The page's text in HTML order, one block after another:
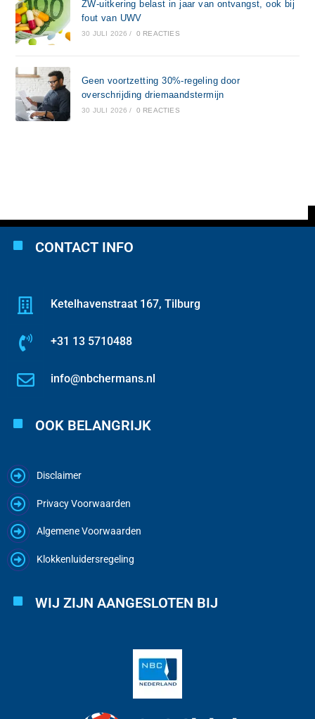
ZW-uitkering belast in jaar van ontvangst, ook bij
fout van UWV
30 JULI 2026 / 0 REACTIES
Geen voortzetting 30%-regeling door
overschrijding driemaandstermijn
30 JULI 2026 / 0 REACTIES
CONTACT INFO
Ketelhavenstraat 167, Tilburg
+31 13 5710488
info@nbchermans.nl
OOK BELANGRIJK
Disclaimer
Privacy Voorwaarden
Algemene Voorwaarden
Klokkenluidersregeling
WIJ ZIJN AANGESLOTEN BIJ